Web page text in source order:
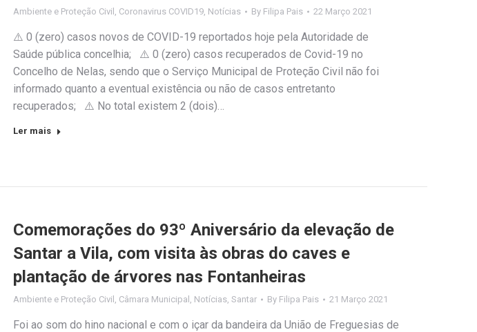
Ambiente e Proteção Civil , Coronavirus COVID19, Notícias By Filipa Pais 22 Março 2021
⚠️ 0 (zero) casos novos de COVID-19 reportados hoje pela Autoridade de
Saúde pública concelhia; ⚠️ 0 (zero) casos recuperados de Covid-19 no
Concelho de Nelas, sendo que o Serviço Municipal de Proteção Civil não foi
informado quanto a eventual existência ou não de casos entretanto
recuperados; ⚠️ No total existem 2 (dois)…
Ler mais
Comemorações do 93º Aniversário da elevação de
Santar a Vila, com visita às obras do caves e
plantação de árvores nas Fontanheiras
Ambiente e Proteção Civil Câmara Municipal Notícias Santar By Filipa Pais 21 Março 2021
Foi ao som do hino nacional e com o içar da bandeira da União de Freguesias de